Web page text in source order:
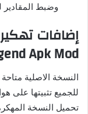
وضبط المقادير
إضافات
Apk Mod
النسخة الاصلية
للجميع تثبيتها على
تحميل النسخة